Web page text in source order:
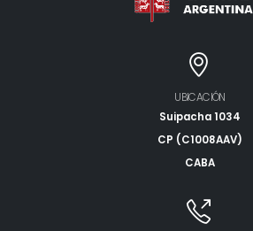
UBICACIÓN
Suipacha 1034
CP (C1008AAV)
CABA